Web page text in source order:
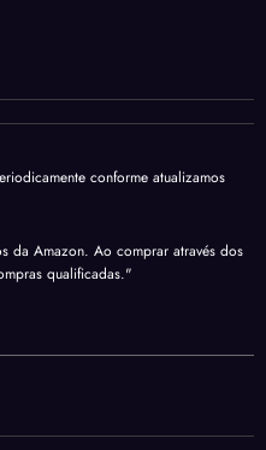
conforme atualizamos
da Amazon. Ao comprar através dos
qualificadas."